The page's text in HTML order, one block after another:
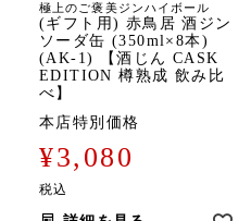
極上のご褒美ジンハイボール
(ギフト用) 赤鳥居 酒ジン
ソーダ缶 (350ml×8本)
(AK-1) 【酒じん CASK
EDITION 樽熟成 飲み比
べ】
本店特別価格
¥3,080
税込